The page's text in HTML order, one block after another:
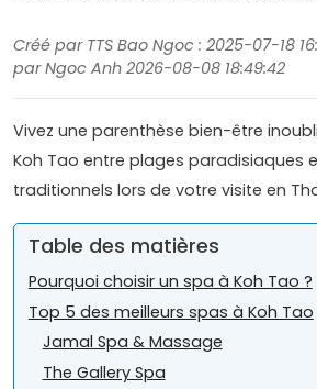
Créé par TTS Bao Ngoc : 2025-07-18
par Ngoc Anh 2026-08-08 18:49:42
Vivez une parenthèse bien-être
Koh Tao entre plages paradisiaques
traditionnels lors de votre visite en
Table des matières
Pourquoi choisir un spa à Koh Tao ?
Top 5 des meilleurs spas à Koh Tao
Jamal Spa & Massage
The Gallery Spa